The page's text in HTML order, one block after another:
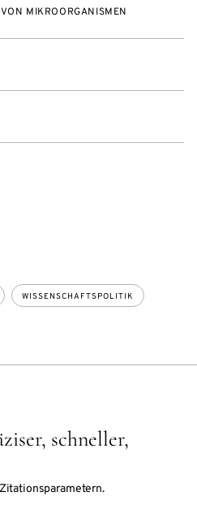
MIKROORGANISMEN
WISSENSCHAFTSPOLITIK
schneller,